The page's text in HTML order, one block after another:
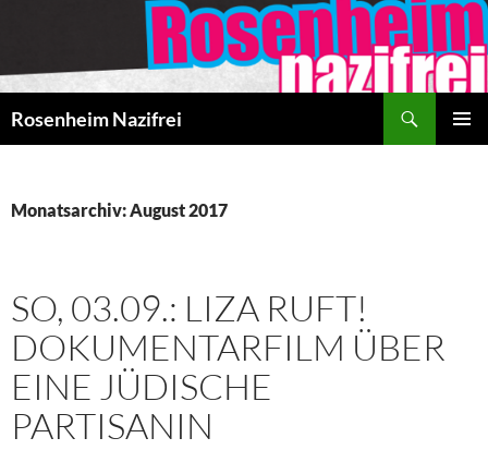
Rosenheim Nazifrei
Monatsarchiv: August 2017
SO, 03.09.: LIZA RUFT!
DOKUMENTARFILM ÜBER
EINE JÜDISCHE
PARTISANIN